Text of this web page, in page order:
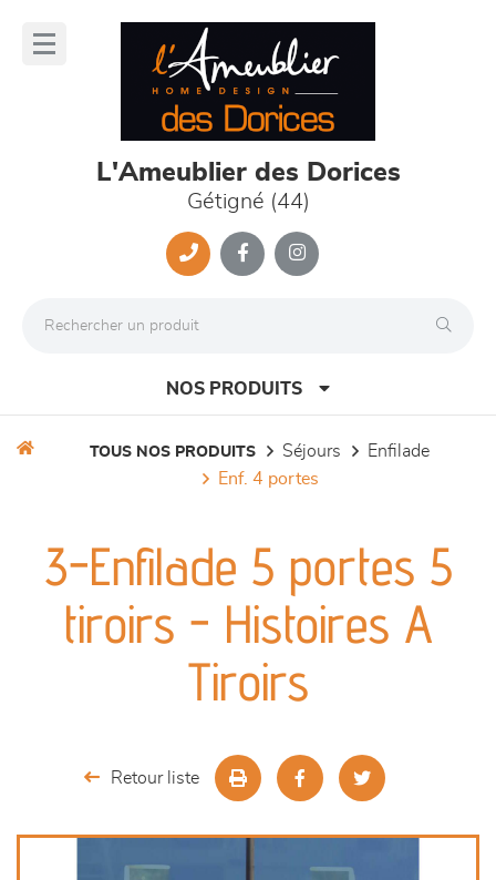
L'Ameublier des Dorices
Gétigné (44)
NOS PRODUITS
séjours
meubles de complément
chambres et dressing
TOUS NOS PRODUITS séjours
enfilade
enf. 4 portes
3-Enfilade 5 portes 5
tiroirs - Histoires A
Tiroirs
Retour liste